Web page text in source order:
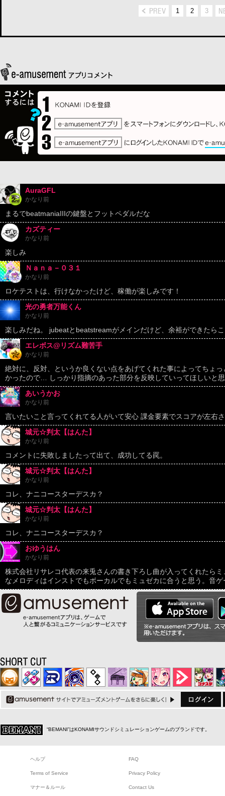
1 2 3
AuraGFL
かなり前
まるでbeatmaniaIIIの鍵盤とフットペダルだな
カズティー
かなり前
楽しみ
Ｎａｎａ－０３１
かなり前
ロケテストは、行けなかったけど、稼働が楽しみです！
光の勇者万能くん
かなり前
楽しみだね。 jubeatとbeatstreamがメインだけど、余裕ができたら
エレボス@リズム難苦手
かなり前
絶対に、反対、というか良くない点をあげてくれた事によってちょ
かったので… しっかり指摘のあった部分を反映していってほしいと
あいうかお
かなり前
言いたいこと言ってくれてる人がいて安心 課金要素でスコアが左右
城元☆判太【はんた】
かなり前
コメントに失敗しましたって出て、成功してる罠。
城元☆判太【はんた】
かなり前
コレ、ナニコースターデスカ？
城元☆判太【はんた】
かなり前
コレ、ナニコースターデスカ？
おゆうはん
かなり前
株式会社リサレコ代表の来兎さんの書き下ろし曲が入ってくれたら
なメロディはインストでもボーカルでもミュゼカに合うと思う。音
“BEMANI”はKONAMIサウンドシミュレーションゲームのブランドです。
ヘルプ FAQ
Terms of Service Privacy Policy
マナー＆ルール Contact Us